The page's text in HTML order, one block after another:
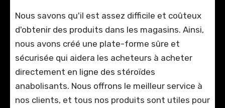
Nous savons qu'il est assez difficile et coûteux
d'obtenir des produits dans les magasins. Ainsi,
nous avons créé une plate-forme sûre et
sécurisée qui aidera les acheteurs à acheter
directement en ligne des stéroïdes
anabolisants. Nous offrons le meilleur service à
nos clients, et tous nos produits sont utiles pour